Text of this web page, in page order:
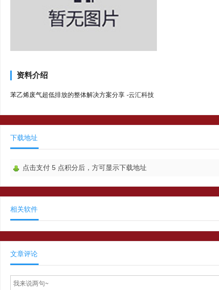
资料介绍
苯乙烯废气超低排放的整体解决方案分享 -云汇科技
下载地址
点击支付 5 点积分后，方可显示下载地址
相关软件
文章评论